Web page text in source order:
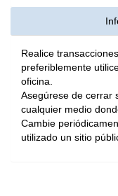
Realice
preferiblemente
oficina.
Asegúrese de cerrar
cualquier medio
Cambie
utilizado un sitio